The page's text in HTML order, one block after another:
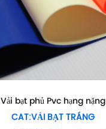
Vải bạt phủ Pvc hạng nặng
CAT:VẢI BẠT TRÁNG